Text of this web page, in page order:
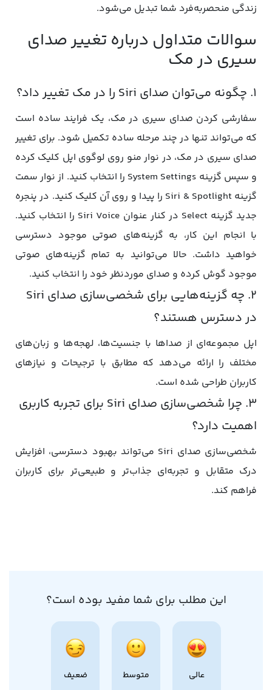
زندگی منحصر‌به‌فرد شما تبدیل می‌شود.
سوالات متداول درباره تغییر صدای
سیری در مک
1. چگونه می‌توان صدای Siri را در مک تغییر داد؟
سفارشی کردن صدای سیری در مک، یک فرایند ساده است
که می‌تواند تنها در چند مرحله ساده تکمیل شود. برای تغییر
صدای سیری در مک، در نوار منو روی لوگوی اپل کلیک کرده
و سپس گزینه System Settings را انتخاب کنید. از نوار سمت
گزینه Siri & Spotlight را پیدا و روی آن کلیک کنید. در پنجره
جدید گزینه Select در کنار عنوان Siri Voice را انتخاب کنید.
با انجام این کار، به گزینه‌های صوتی موجود دسترسی
خواهید داشت. حالا می‌توانید به تمام گزینه‌های صوتی
موجود گوش کرده و صدای موردنظر خود را انتخاب کنید.
2. چه گزینه‌هایی برای شخصی‌سازی صدای Siri
در دسترس هستند؟
اپل مجموعه‌ای از صداها با جنسیت‌ها، لهجه‌ها و زبان‌های
مختلف را ارائه می‌دهد که مطابق با ترجیحات و نیازهای
کاربران طراحی شده است.
3. چرا شخصی‌سازی صدای Siri برای تجربه کاربری
اهمیت دارد؟
شخصی‌سازی صدای Siri می‌تواند بهبود دسترسی، افزایش
درک متقابل و تجربه‌ای جذاب‌تر و طبیعی‌تر برای کاربران
فراهم کند.
این مطلب برای شما مفید بوده است؟
عالی متوسط ضعیف